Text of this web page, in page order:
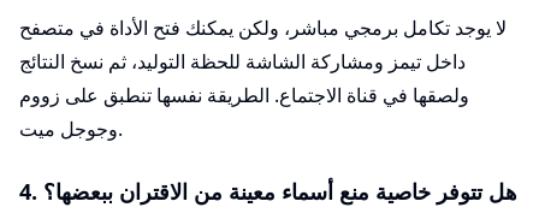
لا يوجد تكامل برمجي مباشر، ولكن يمكنك فتح الأداة في متصفح
داخل تيمز ومشاركة الشاشة للحظة التوليد، ثم نسخ النتائج
ولصقها في قناة الاجتماع. الطريقة نفسها تنطبق على زووم
وجوجل ميت.
4. هل تتوفر خاصية منع أسماء معينة من الاقتران ببعضها؟